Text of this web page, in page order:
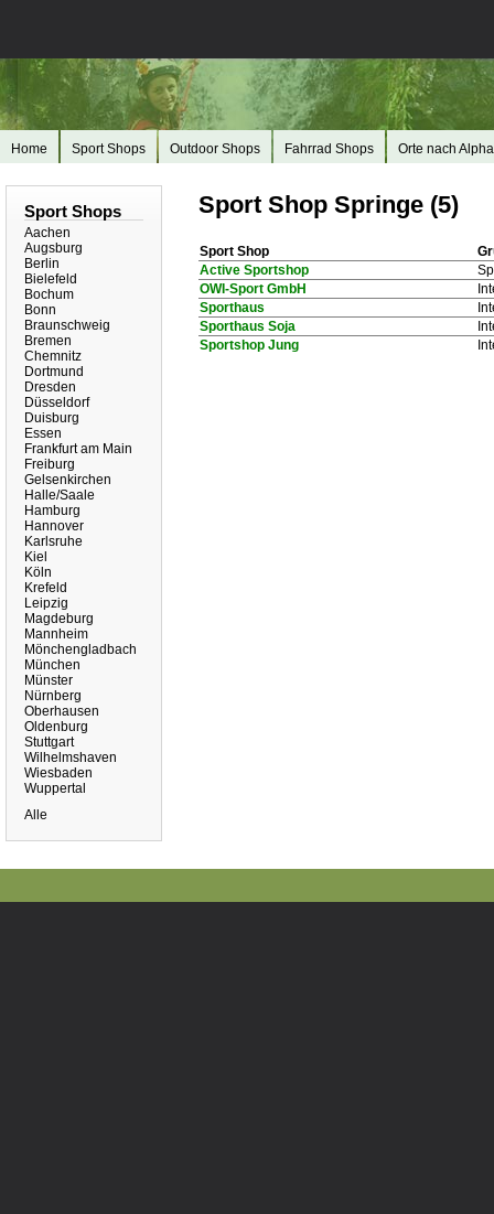
Home Sport Shops Outdoor Shops Fahrrad Shops Orte nach
Sport Shops
Aachen
Augsburg
Berlin
Bielefeld
Bochum
Bonn
Braunschweig
Bremen
Chemnitz
Dortmund
Dresden
Düsseldorf
Duisburg
Essen
Frankfurt am Main
Freiburg
Gelsenkirchen
Halle/Saale
Hamburg
Hannover
Karlsruhe
Kiel
Köln
Krefeld
Leipzig
Magdeburg
Mannheim
Mönchengladbach
München
Münster
Nürnberg
Oberhausen
Oldenburg
Stuttgart
Wilhelmshaven
Wiesbaden
Wuppertal
Alle
Sport Shop Springe (5)
Sport Shop
Active Sportshop
OWI-Sport GmbH
Sporthaus
Sporthaus Soja
Sportshop Jung